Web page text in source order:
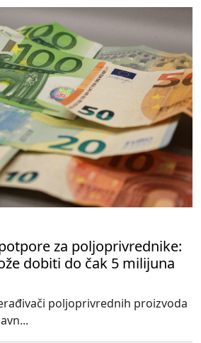
za poljoprivrednike:
dobiti do čak 5 milijuna
poljoprivrednih proizvoda